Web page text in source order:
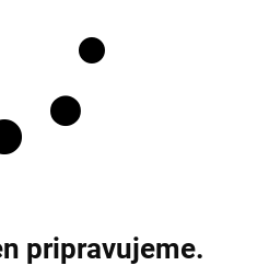
pripravujeme.